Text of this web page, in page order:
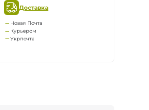
Доставка
Новая Почта
Курьером
Укрпочта